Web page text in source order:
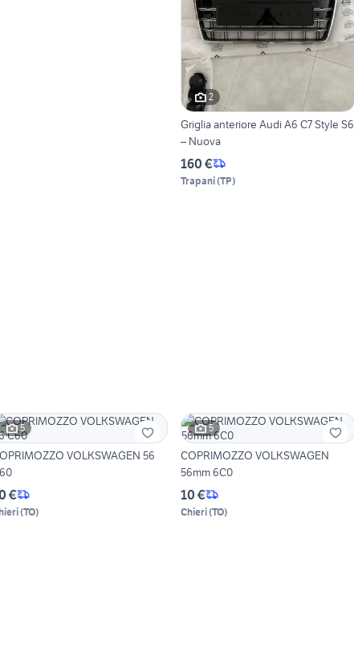
2
Griglia anteriore Audi A6 C7 Style S6
– Nuova
160 €
Trapani(TP)
5
VOLKSWAGEN 56
€
(TO)
5
COPRIMOZZO VOLKSWAGEN
56mm 6C0
10 €
Chieri(TO)